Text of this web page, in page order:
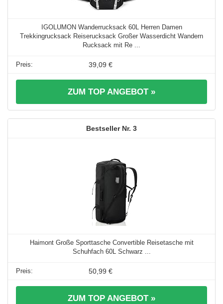
IGOLUMON Wanderrucksack 60L Herren Damen
Trekkingrucksack Reiserucksack Großer Wasserdicht Wandern
Rucksack mit Re ...
39,09 €
ZUM TOP ANGEBOT »
3
Haimont Große Sporttasche Convertible Reisetasche mit
Schuhfach 60L Schwarz ...
50,99 €
ZUM TOP ANGEBOT »